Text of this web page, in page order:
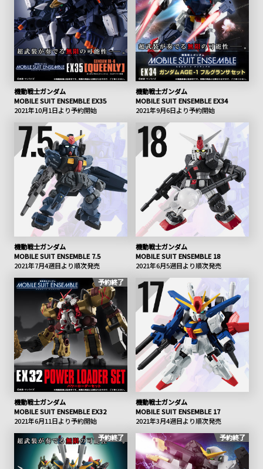
機動戦士ガンダム
MOBILE SUIT ENSEMBLE EX35
2021年10月1日より予約開始
機動戦士ガンダム
MOBILE SUIT ENSEMBLE EX34
2021年9月6日より予約開始
機動戦士ガンダム
MOBILE SUIT ENSEMBLE 7.5
2021年7月4週目より順次発売
機動戦士ガンダム
MOBILE SUIT ENSEMBLE 18
2021年6月5週目より順次発売
予約終了
機動戦士ガンダム
MOBILE SUIT ENSEMBLE EX32
2021年6月11日より予約開始
機動戦士ガンダム
MOBILE SUIT ENSEMBLE 17
2021年3月4週目より順次発売
予約終了
予約終了